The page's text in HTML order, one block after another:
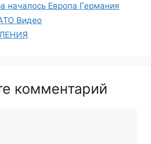
началось Европа Германия
Видео
комментарий